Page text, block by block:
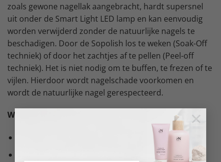
×
zoals gewone nagellak aangebracht, hardt supersnel
uit onder de Smart Light LED lamp en kan eenvoudig
worden verwijderd zonder de natuurlijke nagels te
beschadigen. Door de Sopolish los te weken (Soak-Off
techniek) of door het zachtjes af te pellen (Peel-off
techniek). Het is niet nodig om te buffen, te frezen of te
vijlen. Hierdoor wordt nagelschade voorkomen en
wordt de natuurlijke nagel gerespecteerd.
Wat is het?